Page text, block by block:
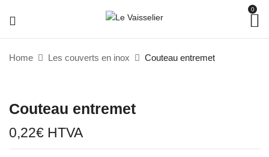
0
Home Les couverts en inox Couteau entremet
Couteau entremet
0,22€ HTVA